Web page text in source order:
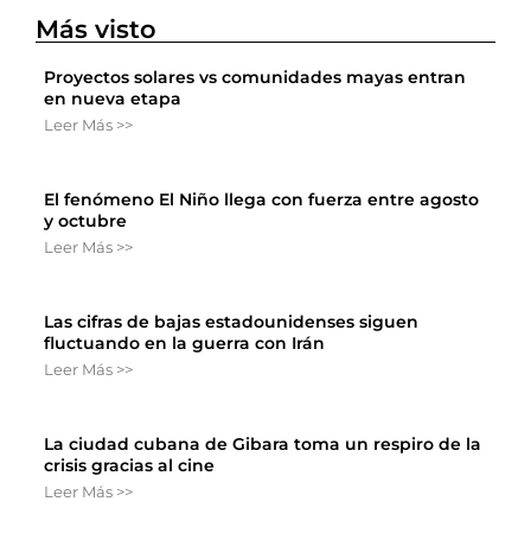
Más visto
Proyectos solares vs comunidades mayas entran
en nueva etapa
Leer Más >>
El fenómeno El Niño llega con fuerza entre agosto
y octubre
Leer Más >>
Las cifras de bajas estadounidenses siguen
fluctuando en la guerra con Irán
Leer Más >>
La ciudad cubana de Gibara toma un respiro de la
crisis gracias al cine
Leer Más >>